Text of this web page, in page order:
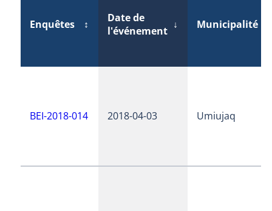
Enquêtes ↕
Date de
l'événement ↓ Municipalité
BEI-2018-014 2018-04-03 Umiujaq